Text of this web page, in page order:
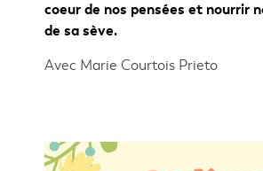
coeur de nos pensées et nourrir
de sa sève.
Avec Marie Courtois Prieto